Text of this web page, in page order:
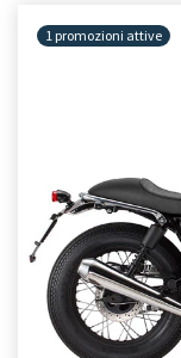
1 promozioni attive